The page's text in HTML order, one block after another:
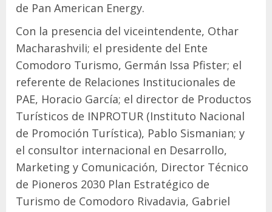
de Pan American Energy.
Con la presencia del viceintendente, Othar
Macharashvili; el presidente del Ente
Comodoro Turismo, Germán Issa Pfister; el
referente de Relaciones Institucionales de
PAE, Horacio García; el director de Productos
Turísticos de INPROTUR (Instituto Nacional
de Promoción Turística), Pablo Sismanian; y
el consultor internacional en Desarrollo,
Marketing y Comunicación, Director Técnico
de Pioneros 2030 Plan Estratégico de
Turismo de Comodoro Rivadavia, Gabriel